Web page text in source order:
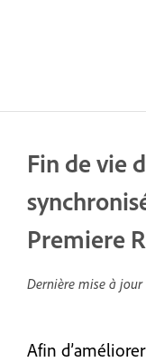
Fin de vie
Premiere
Dernière mise à
Afin